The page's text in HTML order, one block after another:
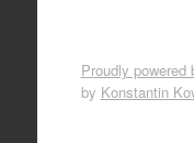
Proudly powered
by Konstantin